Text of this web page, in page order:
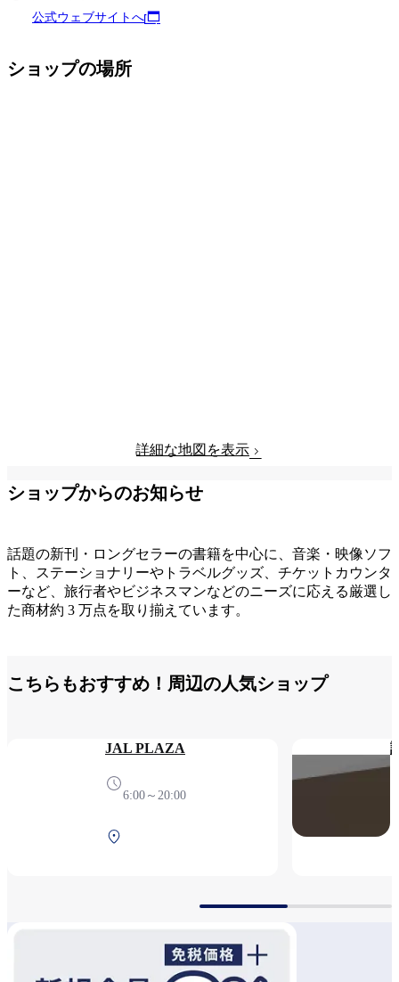
公式ウェブサイトへ
ショップの場所
詳細な地図を表示
ショップからのお知らせ
話題の新刊・ロングセラーの書籍を中心に、音楽・映像ソフ
ト、ステーショナリーやトラベルグッズ、チケットカウンタ
ーなど、旅行者やビジネスマンなどのニーズに応える厳選し
た商材約 3 万点を取り揃えています。
こちらもおすすめ！周辺の人気ショップ
JAL PLAZA
6:00～20:00